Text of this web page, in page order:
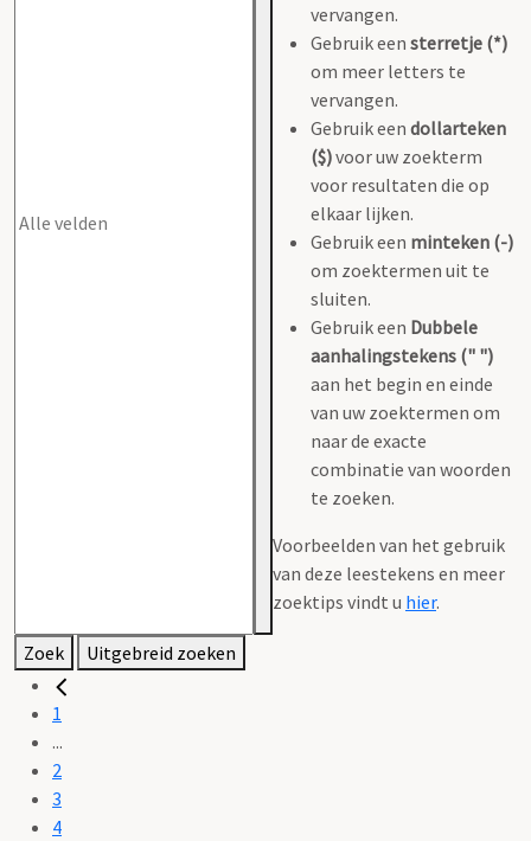
vervangen.
Gebruik een sterretje (*)
om meer letters te
vervangen.
Gebruik een dollarteken
($)voor uw zoekterm
voor resultaten die op
elkaar lijken.
Gebruik een minteken (-)
om zoektermen uit te
sluiten.
Gebruik een Dubbele
aanhalingstekens (" ")
aan het begin en einde
van uw zoektermen om
naar de exacte
combinatie van woorden
te zoeken.
Voorbeelden van het gebruik
van deze leestekens en meer
zoektips vindt u hier.
Zoek Uitgebreid zoeken
1
...
2
3
4